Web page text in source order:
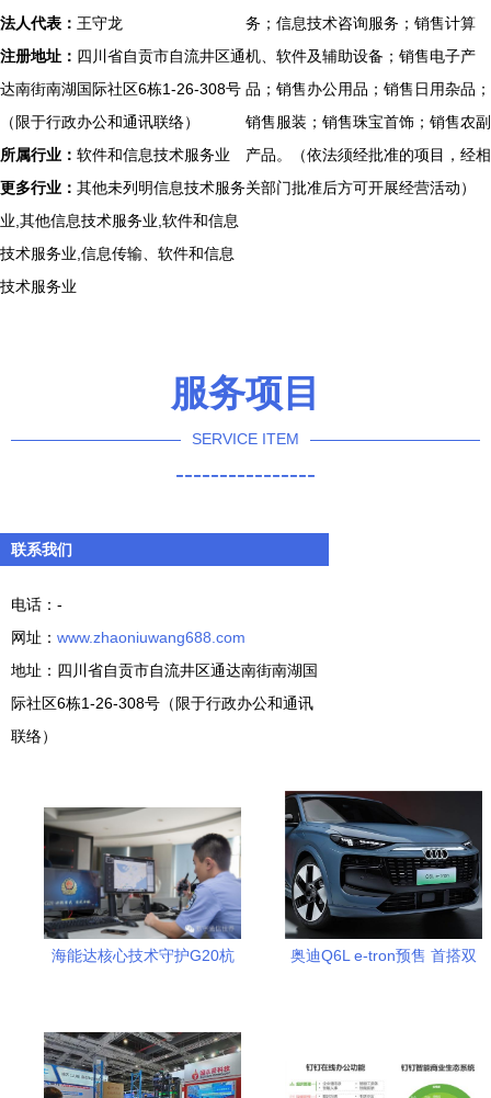
法人代表： 王守龙
注册地址： 四川省自贡市自流井区通
达南街南湖国际社区6栋1-26-308号
（限于行政办公和通讯联络）
所属行业： 软件和信息技术服务业
更多行业： 其他未列明信息技术服务
业,其他信息技术服务业,软件和信息
技术服务业,信息传输、软件和信息
技术服务业
务；信息技术咨询服务；销售计算
机、软件及辅助设备；销售电子产
品；销售办公用品；销售日用杂品；
销售服装；销售珠宝首饰；销售农副
产品。（依法须经批准的项目，经相
关部门批准后方可开展经营活动）
服务项目
SERVICE ITEM
----------------
联系我们
电话：-
网址： www.zhaoniuwang688.com
地址：四川省自贡市自流井区通达南街南湖国
际社区6栋1-26-308号（限于行政办公和通讯
联络）
海能达核心技术守护G20杭
作
奥迪Q6L e-tron预售 首搭双